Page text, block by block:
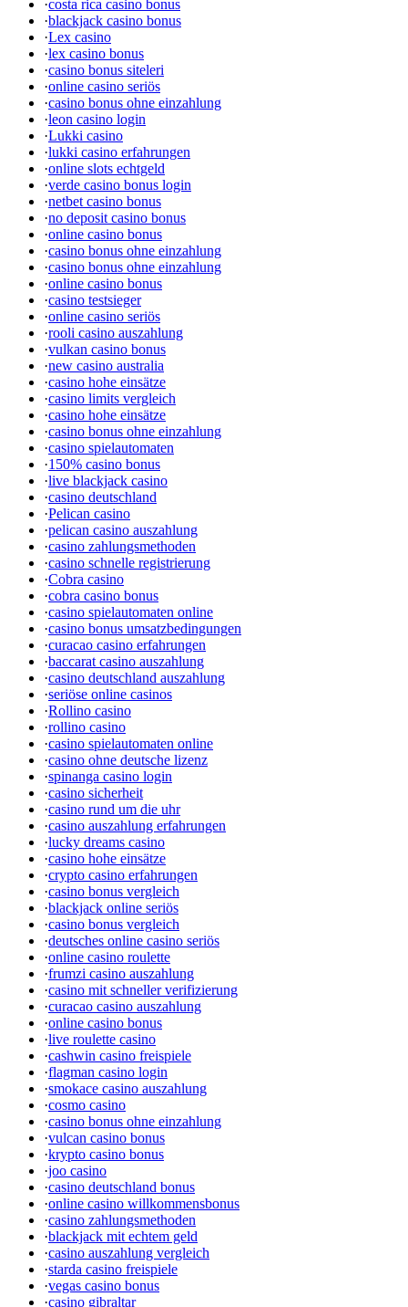
·costa rica casino bonus
·blackjack casino bonus
·Lex casino
·lex casino bonus
·casino bonus siteleri
·online casino seriös
·casino bonus ohne einzahlung
·leon casino login
·Lukki casino
·lukki casino erfahrungen
·online slots echtgeld
·verde casino bonus login
·netbet casino bonus
·no deposit casino bonus
·online casino bonus
·casino bonus ohne einzahlung
·casino bonus ohne einzahlung
·online casino bonus
·casino testsieger
·online casino seriös
·rooli casino auszahlung
·vulkan casino bonus
·new casino australia
·casino hohe einsätze
·casino limits vergleich
·casino hohe einsätze
·casino bonus ohne einzahlung
·casino spielautomaten
·150% casino bonus
·live blackjack casino
·casino deutschland
·Pelican casino
·pelican casino auszahlung
·casino zahlungsmethoden
·casino schnelle registrierung
·Cobra casino
·cobra casino bonus
·casino spielautomaten online
·casino bonus umsatzbedingungen
·curacao casino erfahrungen
·baccarat casino auszahlung
·casino deutschland auszahlung
·seriöse online casinos
·Rollino casino
·rollino casino
·casino spielautomaten online
·casino ohne deutsche lizenz
·spinanga casino login
·casino sicherheit
·casino rund um die uhr
·casino auszahlung erfahrungen
·lucky dreams casino
·casino hohe einsätze
·crypto casino erfahrungen
·casino bonus vergleich
·blackjack online seriös
·casino bonus vergleich
·deutsches online casino seriös
·online casino roulette
·frumzi casino auszahlung
·casino mit schneller verifizierung
·curacao casino auszahlung
·online casino bonus
·live roulette casino
·cashwin casino freispiele
·flagman casino login
·smokace casino auszahlung
·cosmo casino
·casino bonus ohne einzahlung
·vulcan casino bonus
·krypto casino bonus
·joo casino
·casino deutschland bonus
·online casino willkommensbonus
·casino zahlungsmethoden
·blackjack mit echtem geld
·casino auszahlung vergleich
·starda casino freispiele
·vegas casino bonus
·casino gibraltar